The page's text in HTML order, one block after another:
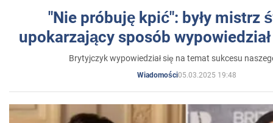
"Nie próbuję kpić": były mistrz
upokarzający sposób
Brytyjczyk wypowiedział się na temat sukcesu
Wiadomości05.03.2025 19:48